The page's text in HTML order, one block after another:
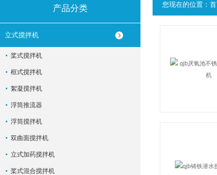
产品分类
立式搅拌机
桨式搅拌机
框式搅拌机
絮凝搅拌机
浮筒推流器
浮筒搅拌机
双曲面搅拌机
立式加药搅拌机
桨式混合搅拌机
您现在的位置：